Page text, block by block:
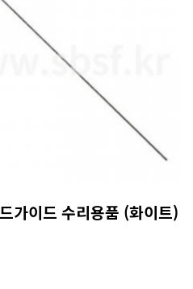
가이드 수리용품 (화이트)